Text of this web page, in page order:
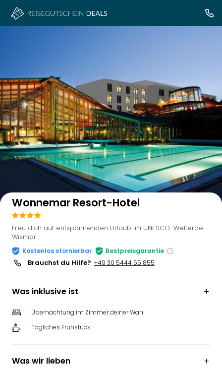
Auf der Karte anzeigen
Wonnemar Resort-Hotel
Freu dich auf entspannenden Urlaub im UNESCO-Welterbe
Wismar
Kostenlos stornierbar Bestpreisgarantie
Brauchst du Hilfe? +49 30 5444 55 855
Was inklusive ist
Übernachtung im Zimmer deiner Wahl
Tägliches Frühstück
Was wir lieben